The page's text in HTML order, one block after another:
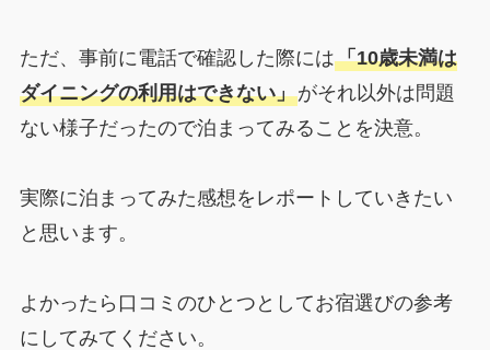
ただ、事前に電話で確認した際には「10歳未満は
ダイニングの利用はできない」がそれ以外は問題
ない様子だったので泊まってみることを決意。
実際に泊まってみた感想をレポートしていきたい
と思います。
よかったら口コミのひとつとしてお宿選びの参考
にしてみてください。